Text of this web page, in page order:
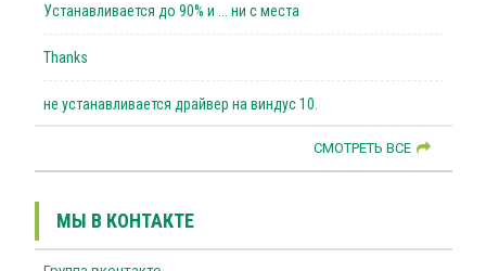
Устанавливается до 90% и ... ни с места
Thanks
не устанавливается драйвер на виндус 10.
СМОТРЕТЬ ВСЕ
МЫ В КОНТАКТЕ